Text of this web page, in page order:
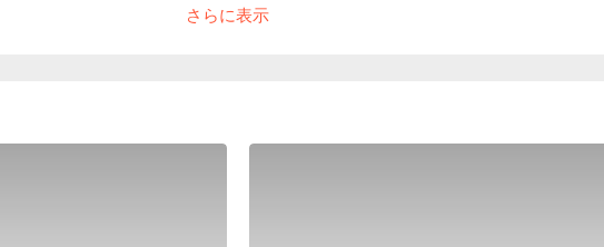
配備氣候控制，個人保險箱和電視，讓每一位入住的旅客都度過舒適的假期。
さらに表示